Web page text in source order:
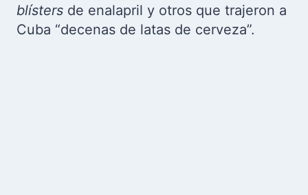
blísters de enalapril y otros que trajeron a
Cuba “decenas de latas de cerveza”.